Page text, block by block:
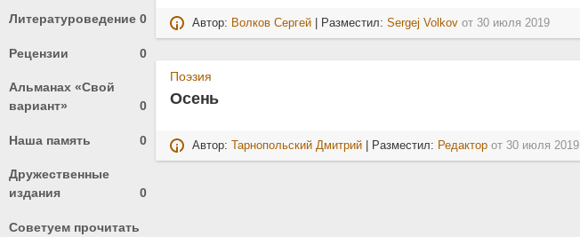
Литературоведение 0
Рецензии 0
Альманах «Свой
вариант»
0
Наша память 0
Дружественные
издания
0
Советуем прочитать
Автор: Волков Сергей | Разместил:Sergej Volkov от 30 июля 2019
Поэзия
Осень
Автор: Тарнопольский Дмитрий | Разместил: Редактор от 30 июля 2019